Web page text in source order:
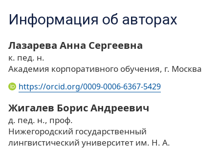
Информация об авторах
Лазарева Анна Сергеевна
к. пед. н.
Академия корпоративного обучения, г. Москва
https://orcid.org/0009-0006-6367-5429
Жигалев Борис Андреевич
д. пед. н., проф.
Нижегородский государственный
лингвистический университет им. Н. А.